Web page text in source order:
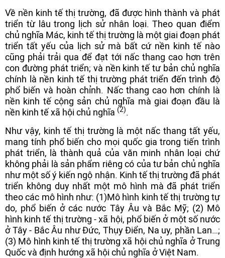
Về nền kinh tế thị trường, đã được hình thành và phát
triển từ lâu trong lịch sử nhân loại. Theo quan điểm
chủ nghĩa Mác, kinh tế thị trường là một giai đoạn phát
triển tất yếu của lịch sử mà bất cứ nền kinh tế nào
cũng phải trải qua để đạt tới nấc thang cao hơn trên
con đường phát triển; và nền kinh tế tư bản chủ nghĩa
chính là nền kinh tế thị trường phát triển đến trình độ
phổ biến và hoàn chỉnh. Nấc thang cao hơn chính là
nền kinh tế cộng sản chủ nghĩa mà giai đoạn đầu là
nền kinh tế xã hội chủ nghĩa (2).
Như vậy, kinh tế thị trường là một nấc thang tất yếu,
mang tính phổ biến cho mọi quốc gia trong tiến trình
phát triển, là thành quả của văn minh nhân loại chứ
không phải là sản phẩm riêng có của tư bản chủ nghĩa
như một số ý kiến ngộ nhận. Kinh tế thị trường đã phát
triển không duy nhất một mô hình mà đã phát triển
theo các mô hình như: (1)Mô hình kinh tế thị trường tự
do, phổ biến ở các nước Tây Âu và Bắc Mỹ; (2) Mô
hình kinh tế thị trường - xã hội, phổ biến ở một số nước
ở Tây - Bắc Âu như Đức, Thụy Điển, Na uy, phần Lan…;
(3) Mô hình kinh tế thị trường xã hội chủ nghĩa ở Trung
Quốc và định hướng xã hội chủ nghĩa ở Việt Nam.